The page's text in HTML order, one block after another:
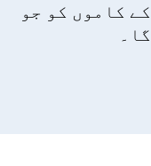
کاموں کو جو